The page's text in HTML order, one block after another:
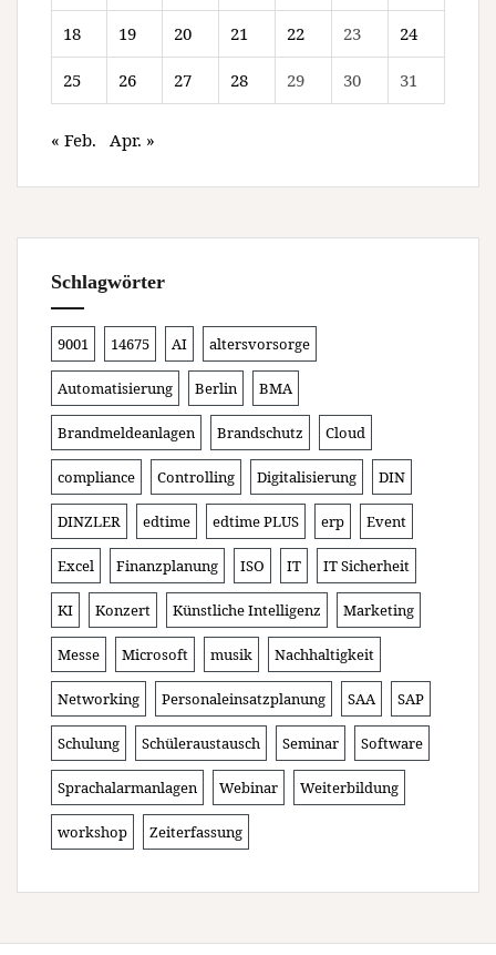
18 19 20 21 22 23 24
25 26 27 28 29 30 31
« Feb. Apr. »
Schlagwörter
9001 14675 AI altersvorsorge
Automatisierung Berlin BMA
Brandmeldeanlagen Brandschutz Cloud
compliance Controlling Digitalisierung DIN
DINZLER edtime edtime PLUS erp Event
Excel Finanzplanung ISO IT IT Sicherheit
KI Konzert Künstliche Intelligenz Marketing
Messe Microsoft musik Nachhaltigkeit
Networking Personaleinsatzplanung SAA SAP
Schulung Schüleraustausch Seminar Software
Sprachalarmanlagen Webinar Weiterbildung
workshop Zeiterfassung